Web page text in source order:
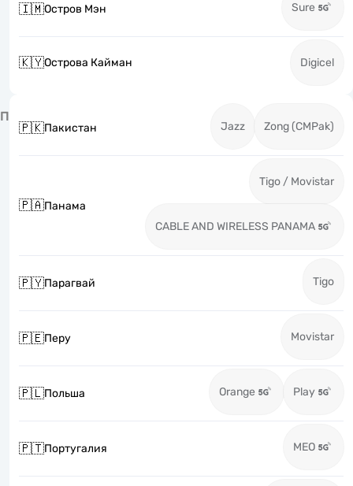
🇮🇲Остров Мэн Sure
🇰🇾Острова Кайман Digicel
П
🇵🇰Пакистан Jazz Zong (CMPak)
🇵🇦Панама
Tigo / Movistar
CABLE AND WIRELESS PANAMA
🇵🇾Парагвай Tigo
🇵🇪Перу Movistar
🇵🇱Польша Orange Play
🇵🇹Португалия MEO